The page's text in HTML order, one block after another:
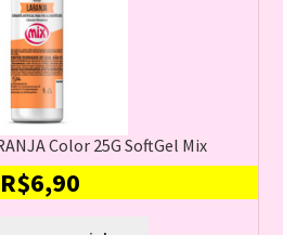
Color 25G SoftGel Mix
R$6,90